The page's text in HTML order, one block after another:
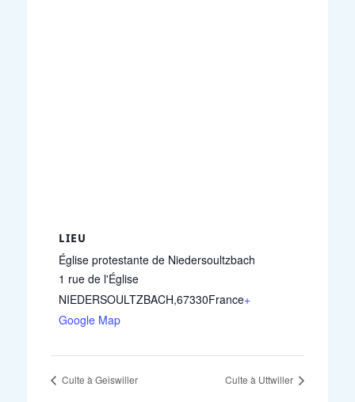
LIEU
Église protestante de Niedersoultzbach
1 rue de l'Église
NIEDERSOULTZBACH,67330France+
Google Map
Culte à Geiswiller Culte à Uttwiller